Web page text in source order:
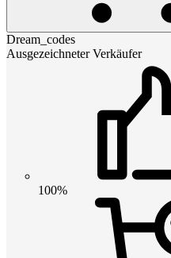
Dream_codes
Ausgezeichneter Verkäufer
100%